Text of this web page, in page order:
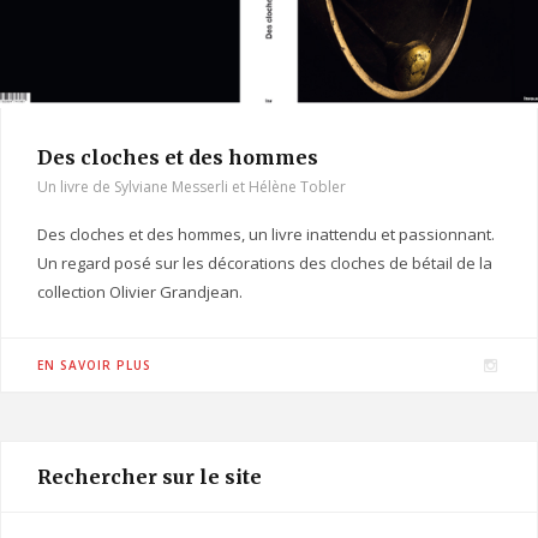
Des cloches et des hommes
Un livre de Sylviane Messerli et Hélène Tobler
Des cloches et des hommes, un livre inattendu et passionnant.
Un regard posé sur les décorations des cloches de bétail de la
collection Olivier Grandjean.
EN SAVOIR PLUS
I
Rechercher sur le site